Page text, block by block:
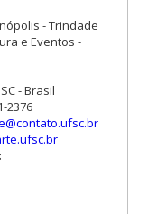
- Trindade
e Eventos -
- Brasil
2376